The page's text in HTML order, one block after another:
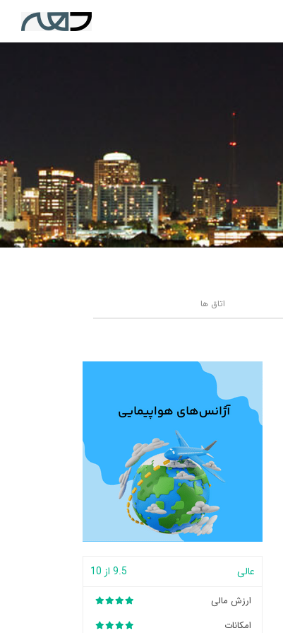
اتاق ها
عالی 9.5 از 10
ارزش مالی
امکانات